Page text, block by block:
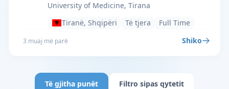
University of Medicine, Tirana
Tiranë, Shqipëri
Të tjera Full Time
3 muaj më parë Shiko
Të gjitha punët Filtro sipas qytetit